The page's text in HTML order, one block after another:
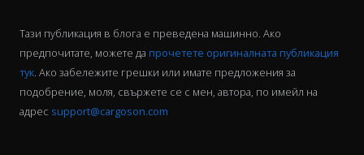
Тази публикация в блога е преведена машинно. Ако
предпочитате, можете да прочетете оригиналната публикация
тук. Ако забележите грешки или имате предложения за
подобрение, моля, свържете се с мен, автора, по имейл на
адрес support@cargoson.com